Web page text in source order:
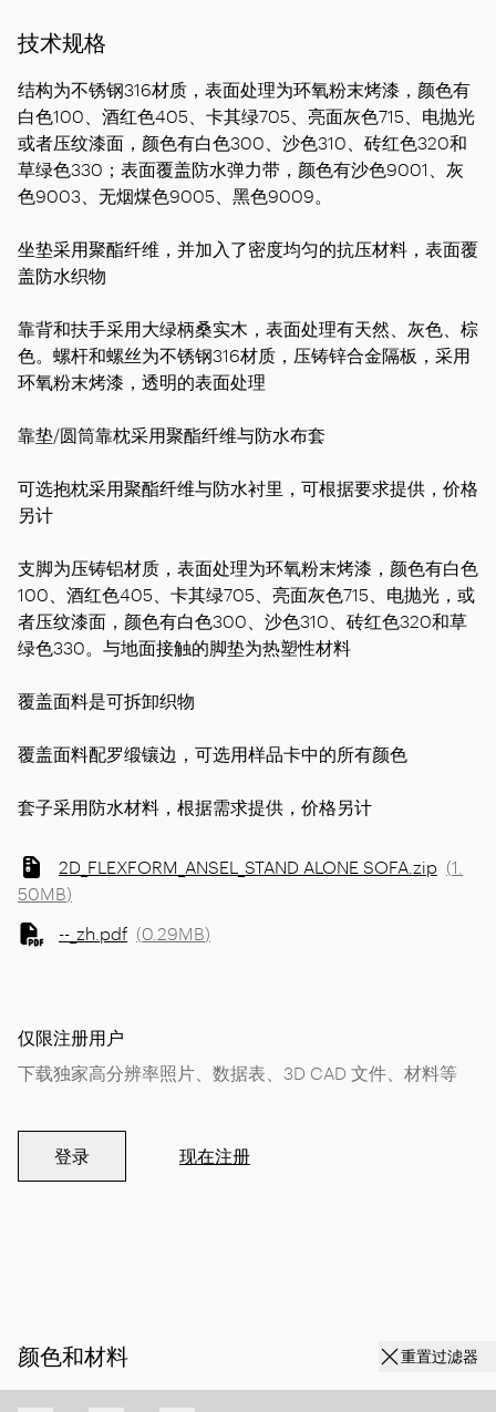
技术规格
结构为不锈钢316材质，表面处理为环氧粉末烤漆，颜色有
白色100、酒红色405、卡其绿705、亮面灰色715、电抛光
或者压纹漆面，颜色有白色300、沙色310、砖红色320和
草绿色330；表面覆盖防水弹力带，颜色有沙色9001、灰
色9003、无烟煤色9005、黑色9009。
坐垫采用聚酯纤维，并加入了密度均匀的抗压材料，表面覆
盖防水织物
靠背和扶手采用大绿柄桑实木，表面处理有天然、灰色、棕
色。螺杆和螺丝为不锈钢316材质，压铸锌合金隔板，采用
环氧粉末烤漆，透明的表面处理
靠垫/圆筒靠枕采用聚酯纤维与防水布套
可选抱枕采用聚酯纤维与防水衬里，可根据要求提供，价格
另计
支脚为压铸铝材质，表面处理为环氧粉末烤漆，颜色有白色
100、酒红色405、卡其绿705、亮面灰色715、电抛光，或
者压纹漆面，颜色有白色300、沙色310、砖红色320和草
绿色330。与地面接触的脚垫为热塑性材料
覆盖面料是可拆卸织物
覆盖面料配罗缎镶边，可选用样品卡中的所有颜色
套子采用防水材料，根据需求提供，价格另计
2D_FLEXFORM_ANSEL_STAND ALONE SOFA.zip (1.
50MB)
--_zh.pdf (0.29MB)
仅限注册用户
下载独家高分辨率照片、数据表、3D CAD 文件、材料等
登录 现在注册
颜色和材料 重置过滤器